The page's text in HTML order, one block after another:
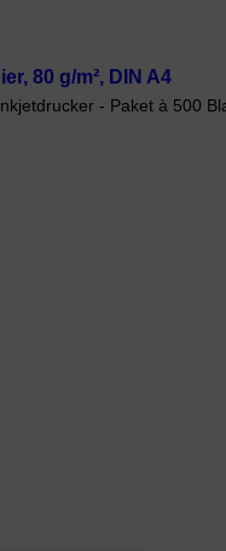
80 g/m², DIN A4
- Paket à 500